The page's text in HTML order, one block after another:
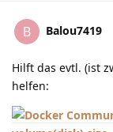
B Balou7419
Hilft das evtl. (ist
helfen: